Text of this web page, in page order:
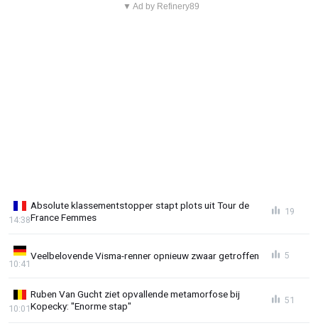
▼ Ad by Refinery89
Absolute klassementstopper stapt plots uit Tour de
France Femmes
14:38
19
Veelbelovende Visma-renner opnieuw zwaar getroffen
10:41
5
Ruben Van Gucht ziet opvallende metamorfose bij
Kopecky: "Enorme stap"
10:01
51